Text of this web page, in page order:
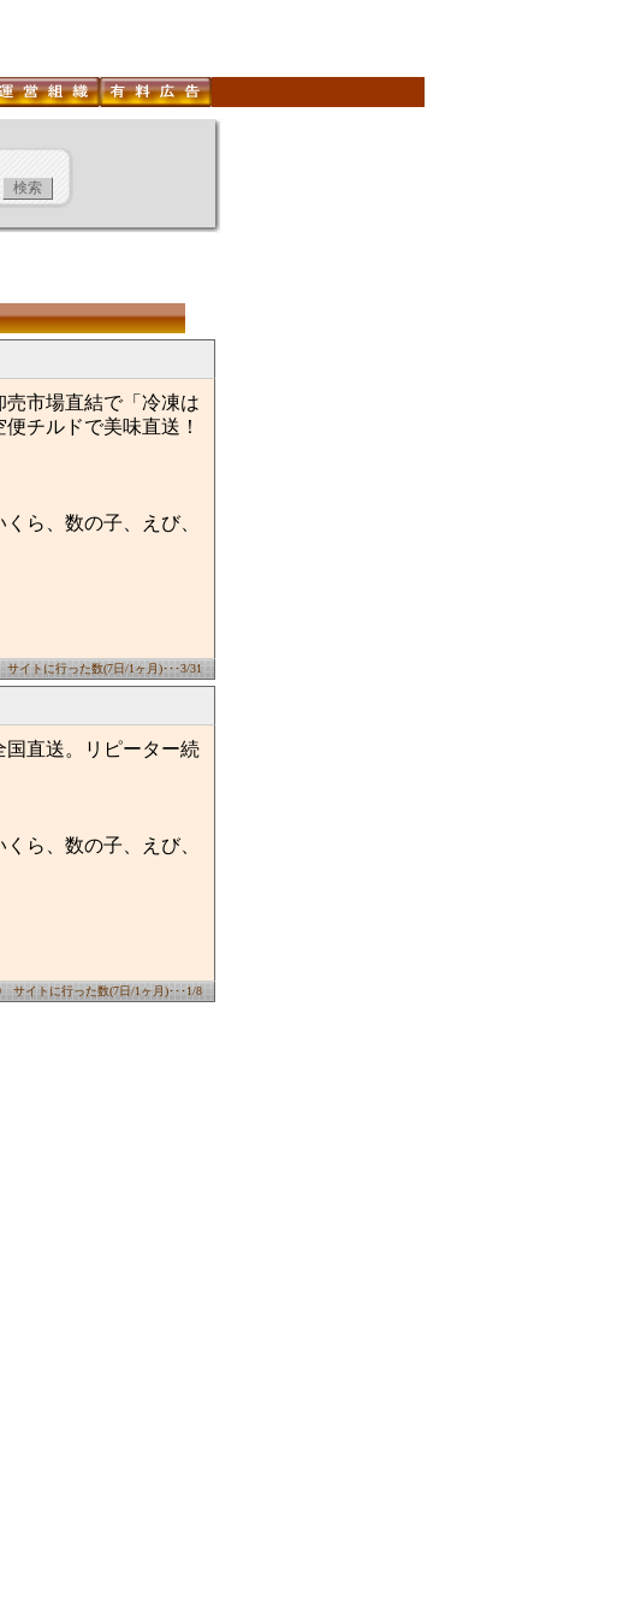
市場直結で「冷凍は
チルドで美味直送！
ら、数の子、えび、
イトに行った数(7日/1ヶ月)･･･3/31
国直送。リピーター続
ら、数の子、えび、
サイトに行った数(7日/1ヶ月)･･･1/8